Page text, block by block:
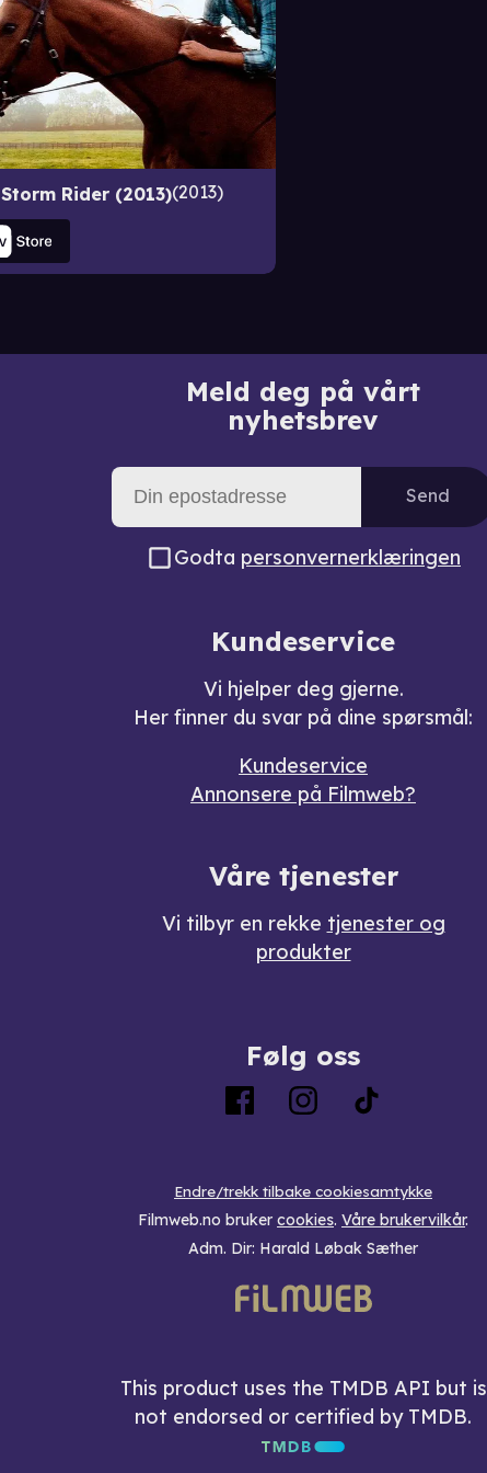
Storm Rider (2013) 2013
Meld deg på vårt
nyhetsbrev
Send
Godta personvernerklæringen
Kundeservice
Vi hjelper deg gjerne.
Her finner du svar på dine spørsmål:
Kundeservice
Annonsere på Filmweb?
Våre tjenester
Vi tilbyr en rekke tjenester og
produkter
Følg oss
Endre/trekk tilbake cookiesamtykke
Filmweb.no bruker cookies. Våre brukervilkår.
Adm. Dir: Harald Løbak Sæther
This product uses the TMDB API but is
not endorsed or certified by TMDB.